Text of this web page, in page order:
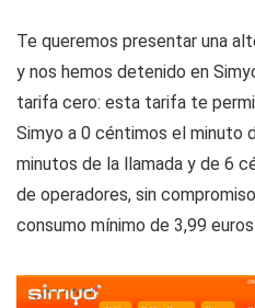
Te queremos presentar una
y nos hemos detenido en
tarifa cero: esta tarifa te
Simyo a 0 céntimos el minuto
minutos de la llamada y de 6
de operadores, sin
consumo mínimo de 3,99